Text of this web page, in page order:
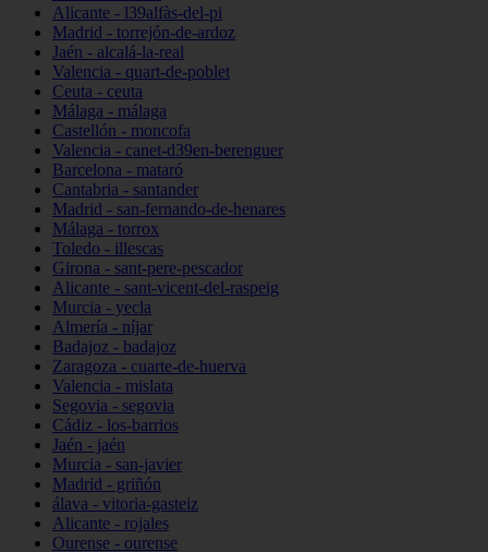
Alicante - l39alfàs-del-pi
Madrid - torrejón-de-ardoz
Jaén - alcalá-la-real
Valencia - quart-de-poblet
Ceuta - ceuta
Málaga - málaga
Castellón - moncofa
Valencia - canet-d39en-berenguer
Barcelona - mataró
Cantabria - santander
Madrid - san-fernando-de-henares
Málaga - torrox
Toledo - illescas
Girona - sant-pere-pescador
Alicante - sant-vicent-del-raspeig
Murcia - yecla
Almería - níjar
Badajoz - badajoz
Zaragoza - cuarte-de-huerva
Valencia - mislata
Segovia - segovia
Cádiz - los-barrios
Jaén - jaén
Murcia - san-javier
Madrid - griñón
álava - vitoria-gasteiz
Alicante - rojales
Ourense - ourense